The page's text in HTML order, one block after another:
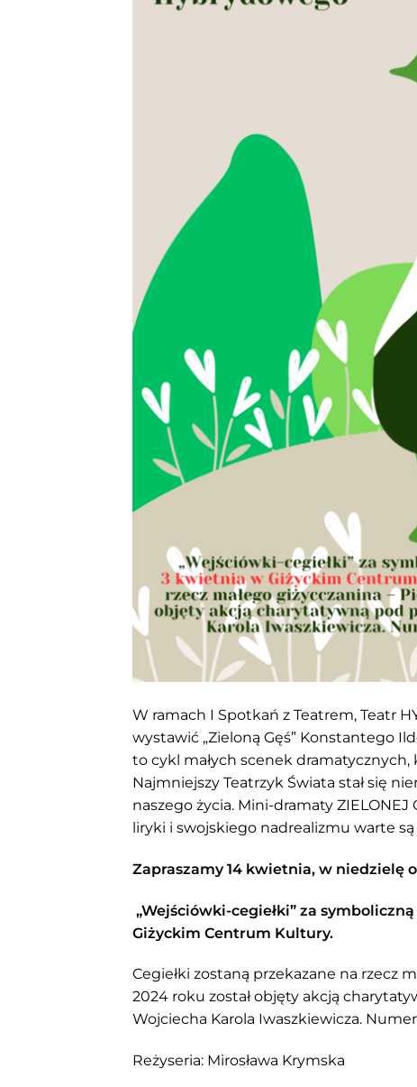
W ramach I Spotkań z Teatrem, Teatr
wystawić „Zieloną Gęś” Konstantego
to cykl małych scenek dramatycznych,
Najmniejszy Teatrzyk Świata stał się
naszego życia. Mini-dramaty
liryki i swojskiego nadrealizmu warte
Zapraszamy 14 kwietnia, w niedzielę
„Wejściówki-cegiełki” za
Giżyckim Centrum Kultury.
Cegiełki zostaną przekazane na rzecz
2024 roku został objęty akcją
Wojciecha Karola Iwaszkiewicza.
Reżyseria: Mirosława Krymska